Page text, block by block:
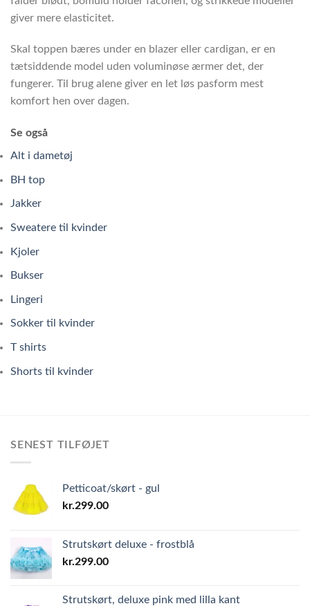
giver mere elasticitet.
Skal toppen bæres under en blazer eller cardigan, er en
tætsiddende model uden voluminøse ærmer det, der
fungerer. Til brug alene giver en let løs pasform mest
komfort hen over dagen.
Se også
Alt i dametøj
BH top
Jakker
Sweatere til kvinder
Kjoler
Bukser
Lingeri
Sokker til kvinder
T shirts
Shorts til kvinder
SENEST TILFØJET
Petticoat/skørt - gul
kr.299.00
Strutskørt deluxe - frostblå
kr.299.00
Strutskørt, deluxe pink med lilla kant